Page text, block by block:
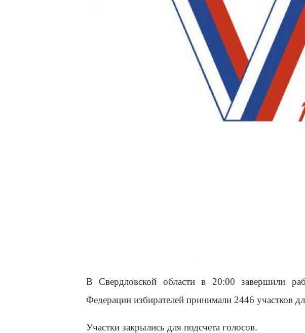
В Свердловской области в 20:00 завершили
Федерации избирателей принимали 2446 участков
Участки закрылись для подсчета голосов.